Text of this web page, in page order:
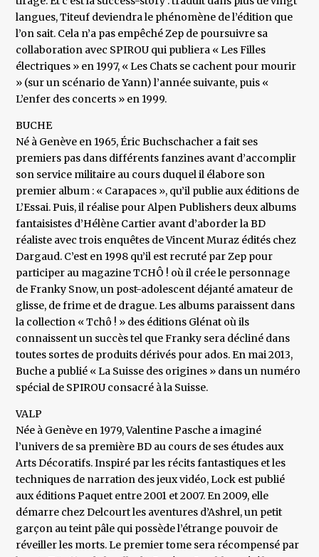
langues, Titeuf deviendra le phénomène de l’édition que
l’on sait. Cela n’a pas empêché Zep de poursuivre sa
collaboration avec SPIROU qui publiera « Les Filles
électriques » en 1997, « Les Chats se cachent pour mourir
» (sur un scénario de Yann) l’année suivante, puis «
L’enfer des concerts » en 1999.
BUCHE
Né à Genève en 1965, Éric Buchschacher a fait ses
premiers pas dans différents fanzines avant d’accomplir
son service militaire au cours duquel il élabore son
premier album : « Carapaces », qu’il publie aux éditions de
L’Essai. Puis, il réalise pour Alpen Publishers deux albums
fantaisistes d’Hélène Cartier avant d’aborder la BD
réaliste avec trois enquêtes de Vincent Muraz édités chez
Dargaud. C’est en 1998 qu’il est recruté par Zep pour
participer au magazine TCHÔ ! où il crée le personnage
de Franky Snow, un post-adolescent déjanté amateur de
glisse, de frime et de drague. Les albums paraissent dans
la collection « Tchô ! » des éditions Glénat où ils
connaissent un succès tel que Franky sera décliné dans
toutes sortes de produits dérivés pour ados. En mai 2013,
Buche a publié « La Suisse des origines » dans un numéro
spécial de SPIROU consacré à la Suisse.
VALP
Née à Genève en 1979, Valentine Pasche a imaginé
l’univers de sa première BD au cours de ses études aux
Arts Décoratifs. Inspiré par les récits fantastiques et les
techniques de narration des jeux vidéo, Lock est publié
aux éditions Paquet entre 2001 et 2007. En 2009, elle
démarre chez Delcourt les aventures d’Ashrel, un petit
garçon au teint pâle qui possède l’étrange pouvoir de
réveiller les morts. Le premier tome sera récompensé par